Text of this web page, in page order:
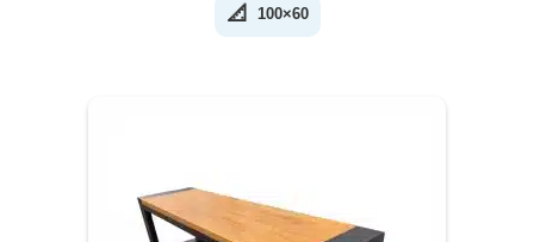
📐 100×60